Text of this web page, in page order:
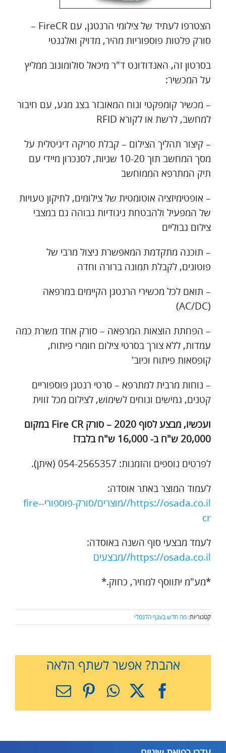
הצטרפו לעתיד של צילומי הרנטגן, עם FireCR –
סורק פלטות פוספוריות מהיר, מדויק ואלגנטי
בסרטון זה, האנדודונט ד"ר מיכאל סולומונוב ממליץ
על המכשיר:
– מכשיר קומפקטי ונוח המאובזר בצג מגע, עם חיבור
למחשב, לרשת או לקורא RFID
– קיצור תהליך הצילום – קבלת סריקה דיגיטלית על
מסך המחשב תוך 10-20 שניות, לסנכרון מיידי עם
תיק המתרפא הממוחשב
– אופטימיזציה אוטומטית של צילומים, לתיקון טעויות
של המפעיל ולהבטחת ניגודיות גבוהה גם במצבי
צילום גבוליים
– תוכנה מתקדמת המאפשרת ניצול מרבי של
פוטונים, לקבלת תמונה ברורה וחדה
– תואם לכל מכשירי הרנטגן הקיימים במרפאה
(AC/DC)
– הפחתת הוצאות המרפאה – סורק אחד משרת כמה
עמדות, ללא צורך בסרטי צילום חומרי פיתוח,
קופסאות פיתוח וכיוב'
– נוחות מרבית למתרפא – סרטי רנטגן פוספוריים
קטנים, גמישים ונוחים לשימוש, לצילום מכל זווית
ועכשיו, מבצע לסוף 2020 – סורק
Fire CRבמקום
20,000 ש"ח ב- 16,000 ש"ח בלבד!
לפרטים נוספים והזמנות: 054-2565357 (איתן).
לעמוד המוצר באתר אוסדה:
https://osada.co.il//מוצרים/סורק-פוספורי-fire-
cr
לעמד מבצעי סוף השנה באוסדה:
https://osada.co.il//מבצעים
*מע"מ יתווסף למחיר, כחוק.*
קטגוריות: מה חדש בענף הדנטלי
אהבת? אפשר לשתף הלאה
Facebook
X
WhatsApp
Pinterest
כתובת